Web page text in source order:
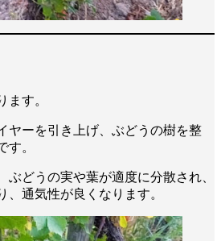
ます。
ヤーを引き上げ、ぶどうの樹を整
す。
ぶどうの実や葉が適度に分散され、
、通気性が良くなります。